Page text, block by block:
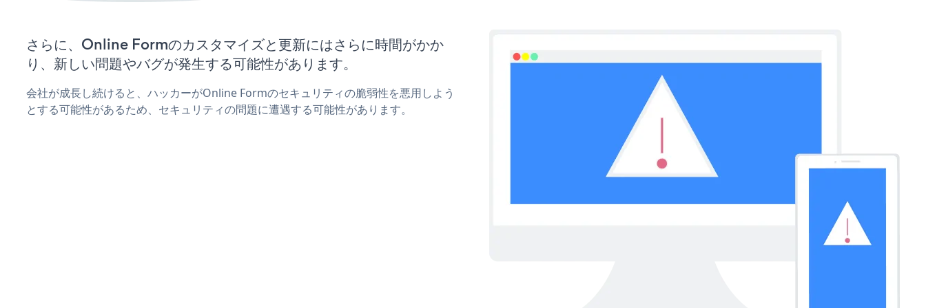
さらに、Online Formのカスタマイズと更新にはさらに時間がかか
り、新しい問題やバグが発生する可能性があります。
会社が成長し続けると、ハッカーがOnline Formのセキュリティの脆弱性を悪用しよう
とする可能性があるため、セキュリティの問題に遭遇する可能性があります。